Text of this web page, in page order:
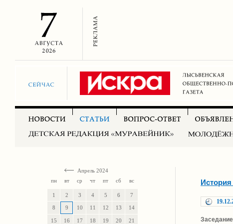
Апрель 2024
пн
вт ср чт пт сб вс
1 2 3 4 5 6 7
8 9 10 11 12 13 14
15 16 17 18 19 20 21